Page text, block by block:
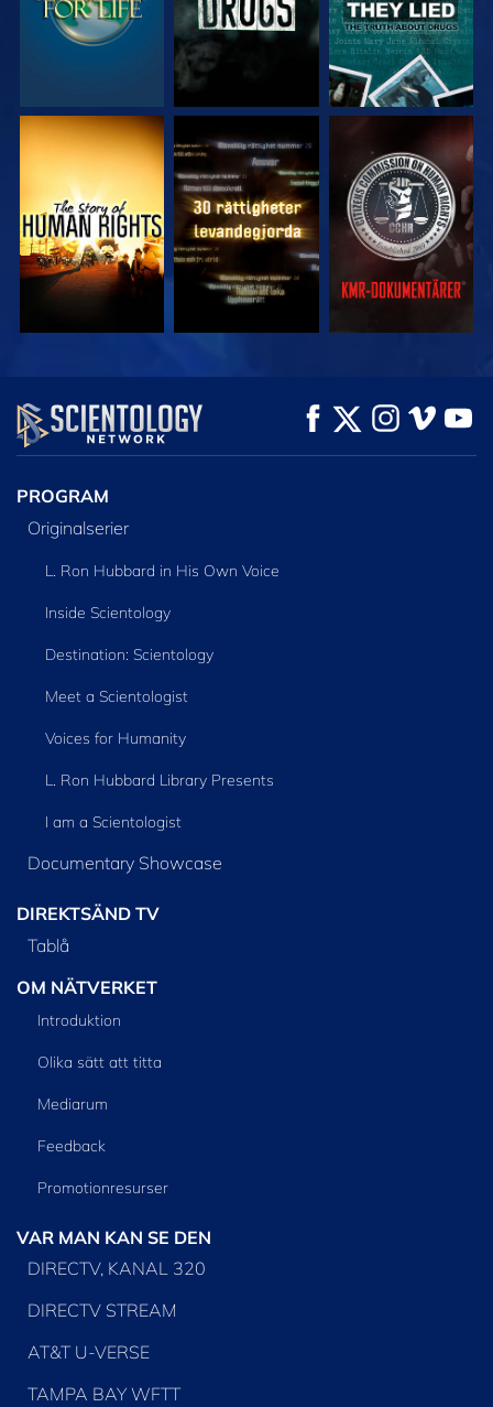
TITTA TITTA TITTA
TITTA
UTFORSKA
SERIEN
PROGRAM
Originalserier
L. Ron Hubbard in His Own Voice
Inside Scientology
Destination: Scientology
Meet a Scientologist
Voices for Humanity
L. Ron Hubbard Library Presents
I am a Scientologist
Documentary Showcase
DIREKTSÄND TV
Tablå
OM NÄTVERKET
Introduktion
Olika sätt att titta
Mediarum
Feedback
Promotionresurser
VAR MAN KAN SE DEN
DIRECTV, KANAL 320
DIRECTV STREAM
AT&T U-VERSE
TAMPA BAY WFTT